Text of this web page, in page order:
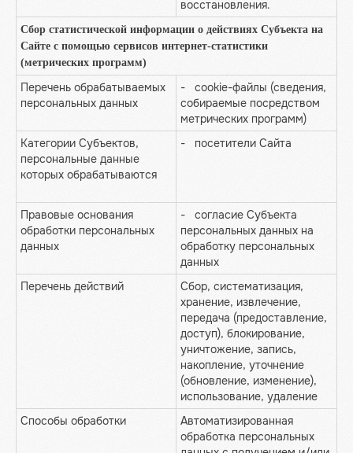
восстановления.
Сбор статистической информации о действиях Субъекта на
Сайте с помощью сервисов интернет-статистики
(метрических программ)
Перечень обрабатываемых
персональных данных
- cookie-файлы (сведения,
собираемые посредством
метрических программ)
Категории Субъектов,
персональные данные
которых обрабатываются
- посетители Сайта
Правовые основания
обработки персональных
данных
- согласие Субъекта
персональных данных на
обработку персональных
данных
Перечень действий
Сбор, систематизация,
хранение, извлечение,
передача (предоставление,
доступ), блокирование,
уничтожение, запись,
накопление, уточнение
(обновление, изменение),
использование, удаление
Способы обработки
Автоматизированная
обработка персональных